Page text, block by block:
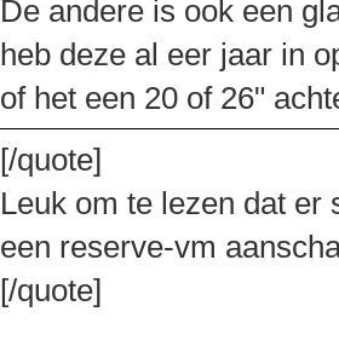
De andere is ook een
heb deze al eer jaar in
of het een 20 of 26"
[/quote]
Leuk om te lezen dat er
een reserve-vm
[/quote]